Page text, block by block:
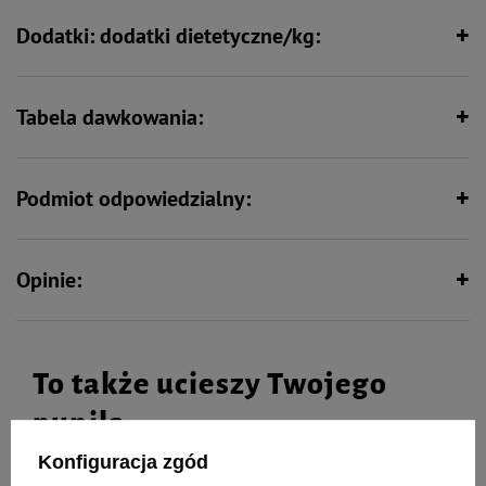
Dodatki: dodatki dietetyczne/kg:
Tabela dawkowania:
Podmiot odpowiedzialny:
Opinie:
To także ucieszy Twojego
pupila
Konfiguracja zgód